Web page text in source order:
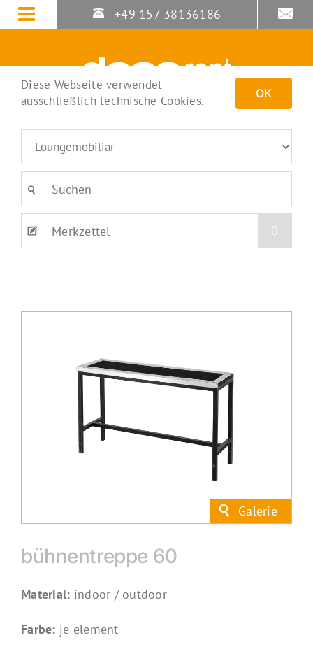
Zum
Inhalt
+49 157 38136186
Merkzettel 0
bühnentreppe 60
Material: indoor / outdoor
Farbe: je element
Diese Webseite verwendet
ausschließlich technische Cookies.
OK